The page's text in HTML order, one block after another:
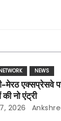
NEWS
मेरठ एक्सप्रेसवे
की नो एंट्री
2026